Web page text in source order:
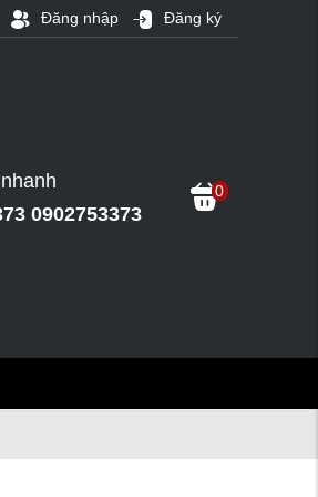
Đăng nhập Đăng ký
0902753373
0